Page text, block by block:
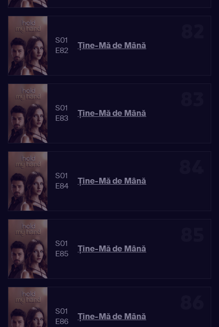
S01
E82
Ține-Mă de Mână
S01
E83
Ține-Mă de Mână
S01
E84
Ține-Mă de Mână
S01
E85
Ține-Mă de Mână
S01
E86
Ține-Mă de Mână